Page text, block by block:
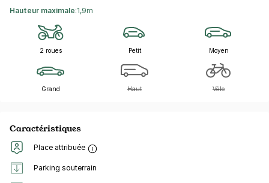
Hauteur maximale:1,9m
2 roues Petit Moyen
Grand Haut Vélo
Caractéristiques
Place attribuée
Parking souterrain